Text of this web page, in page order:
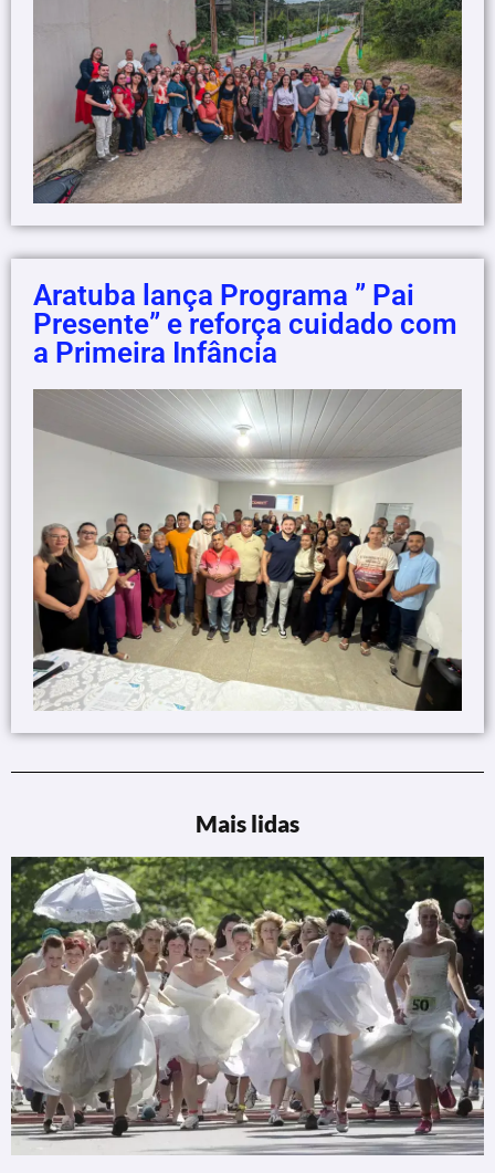
Aratuba lança Programa ” Pai
Presente” e reforça cuidado com
a Primeira Infância
Mais lidas